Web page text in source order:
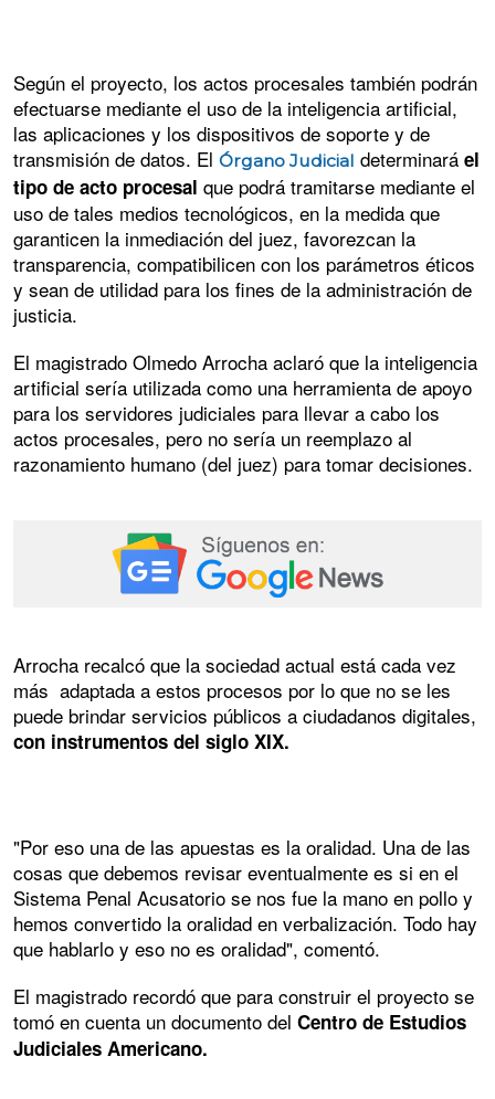
Según el proyecto, los actos procesales también podrán
efectuarse mediante el uso de la inteligencia artificial,
las aplicaciones y los dispositivos de soporte y de
transmisión de datos. El Órgano Judicial determinará el
tipo de acto procesal que podrá tramitarse mediante el
uso de tales medios tecnológicos, en la medida que
garanticen la inmediación del juez, favorezcan la
transparencia, compatibilicen con los parámetros éticos
y sean de utilidad para los fines de la administración de
justicia.
El magistrado Olmedo Arrocha aclaró que la inteligencia
artificial sería utilizada como una herramienta de apoyo
para los servidores judiciales para llevar a cabo los
actos procesales, pero no sería un reemplazo al
razonamiento humano (del juez) para tomar decisiones.
Arrocha recalcó que la sociedad actual está cada vez
más adaptada a estos procesos por lo que no se les
puede brindar servicios públicos a ciudadanos digitales,
con instrumentos del siglo XIX.
"Por eso una de las apuestas es la oralidad. Una de las
cosas que debemos revisar eventualmente es si en el
Sistema Penal Acusatorio se nos fue la mano en pollo y
hemos convertido la oralidad en verbalización. Todo hay
que hablarlo y eso no es oralidad", comentó.
El magistrado recordó que para construir el proyecto se
tomó en cuenta un documento del Centro de Estudios
Judiciales Americano.